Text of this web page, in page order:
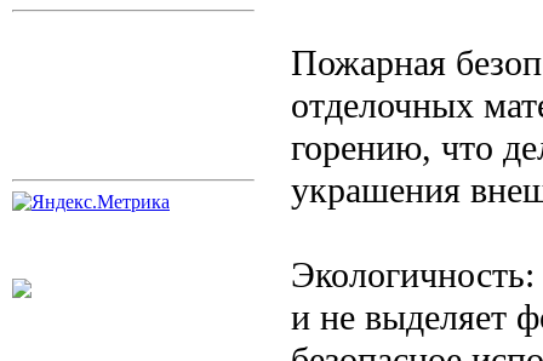
Пожарная
отделочных
горению, что
украшения
и не выделяет